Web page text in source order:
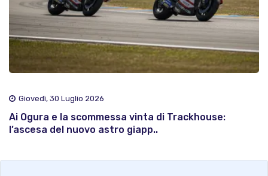
Giovedì, 30 Luglio 2026
Ai Ogura e la scommessa vinta di Trackhouse:
l’ascesa del nuovo astro giapp..